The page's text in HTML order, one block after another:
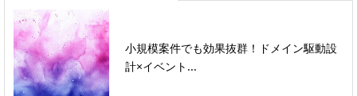
小規模案件でも効果抜群！ドメイン駆動設
計×イベント...